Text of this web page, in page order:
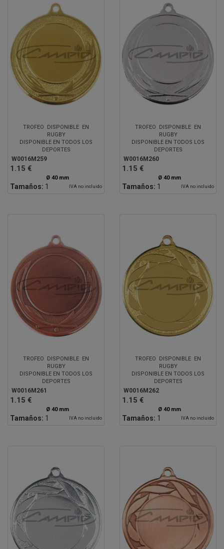
TROFEO DISPONIBLE EN
RUGBY
DISPONIBLE EN TODOS LOS
DEPORTES
W0016M259
1.15 €
Ø 40 mm
Tamaños: 1 IVA no incluido
TROFEO DISPONIBLE EN
RUGBY
DISPONIBLE EN TODOS LOS
DEPORTES
W0016M260
1.15 €
Ø 40 mm
Tamaños: 1 IVA no incluido
TROFEO DISPONIBLE EN
RUGBY
DISPONIBLE EN TODOS LOS
DEPORTES
W0016M261
1.15 €
Ø 40 mm
Tamaños: 1 IVA no incluido
TROFEO DISPONIBLE EN
RUGBY
DISPONIBLE EN TODOS LOS
DEPORTES
W0016M262
1.15 €
Ø 40 mm
Tamaños: 1 IVA no incluido